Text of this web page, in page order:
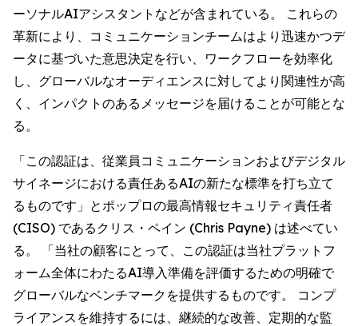
ーソナルAIアシスタントなどが含まれている。 これらの
革新により、コミュニケーションチームはより迅速かつデ
ータに基づいた意思決定を行い、ワークフローを効率化
し、グローバルなオーディエンスに対してより関連性が高
く、インパクトのあるメッセージを届けることが可能とな
る。
「この認証は、従業員コミュニケーションおよびデジタル
サイネージにおける責任あるAIの新たな標準を打ち立て
るものです」とポップロの最高情報セキュリティ責任者
(CISO) であるクリス・ペイン (Chris Payne) は述べてい
る。 「当社の顧客にとって、この認証は当社プラットフ
ォーム全体にわたるAI導入準備を評価するための明確で
グローバルなベンチマークを提供するものです。 コンプ
ライアンスを維持するには、継続的な改善、定期的な監